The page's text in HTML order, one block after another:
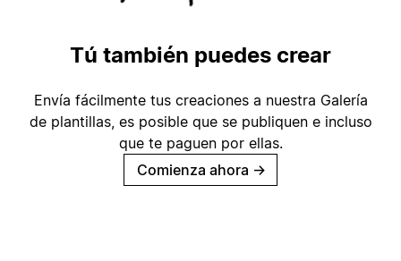
Tú también puedes crear
Envía fácilmente tus creaciones a nuestra Galería
de plantillas, es posible que se publiquen e incluso
que te paguen por ellas.
Comienza ahora →